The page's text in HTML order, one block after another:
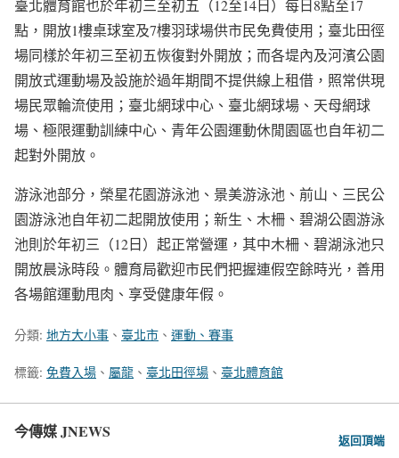
臺北體育館也於年初三至初五（12至14日）每日8點至17
點，開放1樓桌球室及7樓羽球場供市民免費使用；臺北田徑
場同樣於年初三至初五恢復對外開放；而各堤內及河濱公園
開放式運動場及設施於過年期間不提供線上租借，照常供現
場民眾輪流使用；臺北網球中心、臺北網球場、天母網球
場、極限運動訓練中心、青年公園運動休閒園區也自年初二
起對外開放。
游泳池部分，榮星花園游泳池、景美游泳池、前山、三民公
園游泳池自年初二起開放使用；新生、木柵、碧湖公園游泳
池則於年初三（12日）起正常營運，其中木柵、碧湖泳池只
開放晨泳時段。體育局歡迎市民們把握連假空餘時光，善用
各場館運動甩肉、享受健康年假。
分類: 地方大小事 、 臺北市 、 運動、賽事
標籤: 免費入場 、 屬龍 、 臺北田徑場 、 臺北體育館
今傳媒 JNEWS 返回頂端